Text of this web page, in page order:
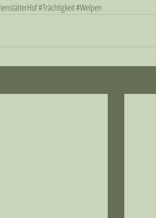
#Trächtigkeit#Welpen